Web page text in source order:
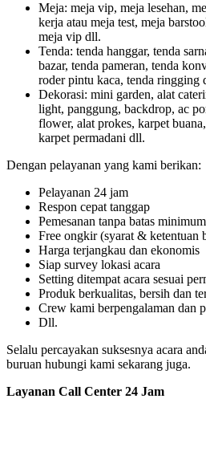
Meja: meja vip, meja lesehan,
kerja atau meja test, meja
meja vip dll.
Tenda: tenda hanggar, tenda
bazar, tenda pameran, tenda
roder pintu kaca, tenda ringging
Dekorasi: mini garden, alat
light, panggung, backdrop, ac
flower, alat prokes, karpet
karpet permadani dll.
Dengan pelayanan yang kami berikan:
Pelayanan 24 jam
Respon cepat tanggap
Pemesanan tanpa batas minimum
Free ongkir (syarat & ketentuan
Harga terjangkau dan ekonomis
Siap survey lokasi acara
Setting ditempat acara sesuai
Produk berkualitas, bersih dan
Crew kami berpengalaman dan
Dll.
Selalu percayakan suksesnya acara
buruan hubungi kami sekarang juga.
Layanan Call Center 24 Jam